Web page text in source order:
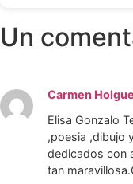
Un
Carmen
Elisa Gonzalo
,poesia ,dibujo
dedicados con
tan